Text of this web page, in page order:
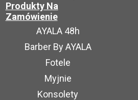
Produkty Na
Zamówienie
AYALA 48h
Barber By AYALA
Fotele
Myjnie
Konsolety